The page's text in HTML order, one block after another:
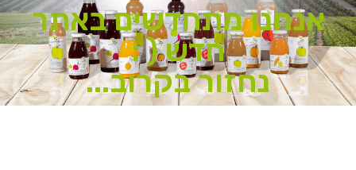
אנחנו מתחדשים באתר
חדש ( :
נחזור בקרוב...